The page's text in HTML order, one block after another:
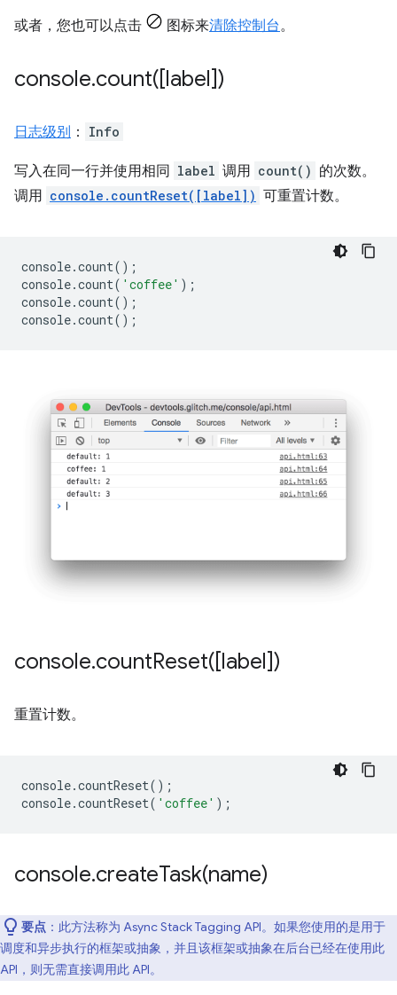
或者，您也可以点击 图标来清除控制台。
console.count([label])
日志级别 ： Info
写入在同一行并使用相同 label 调用 count() 的次数。
调用 console.countReset([label]) 可重置计数。
console.count();
console.count( 'coffee' );
console.count();
console.count();
console.countReset([label])
重置计数。
console.countReset();
console.countReset( 'coffee' );
console.createTask(name)
要点 ：此方法称为 Async Stack Tagging API。如果您使用的是用于
调度和异步执行的框架或抽象，并且该框架或抽象在后台已经在使用此
API，则无需直接调用此 API。